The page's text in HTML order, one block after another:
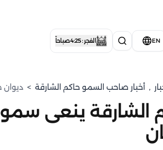
EN الفجر : 4:25 صباحاً
, أخبار صاحب السمو حاكم الشارقة > ديوان
الشارقة ينعى